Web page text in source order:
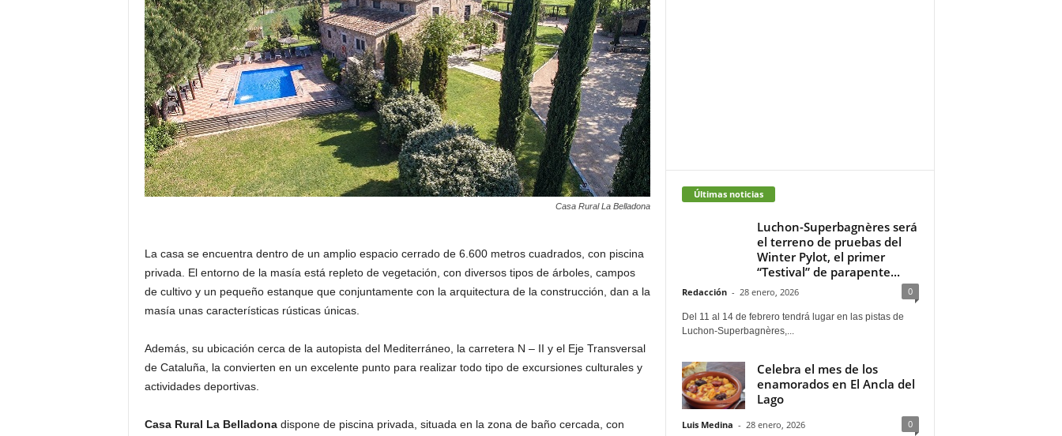
Casa Rural La Belladona
La casa se encuentra dentro de un amplio espacio cerrado de 6.600 metros cuadrados, con piscina
privada. El entorno de la masía está repleto de vegetación, con diversos tipos de árboles, campos
de cultivo y un pequeño estanque que conjuntamente con la arquitectura de la construcción, dan a la
masía unas características rústicas únicas.
Además, su ubicación cerca de la autopista del Mediterráneo, la carretera N – II y el Eje Transversal
de Cataluña, la convierten en un excelente punto para realizar todo tipo de excursiones culturales y
actividades deportivas.
Casa Rural La Belladonadispone de piscina privada, situada en la zona de baño cercada, con
Últimas noticias
Luchon-Superbagnères será
el terreno de pruebas del
Winter Pylot, el primer
“Testival” de parapente...
Redacción - 28 enero, 2026 0
Del 11 al 14 de febrero tendrá lugar en las pistas de
Luchon-Superbagnères,...
Celebra el mes de los
enamorados en El Ancla del
Lago
Luis Medina - 28 enero, 2026 0